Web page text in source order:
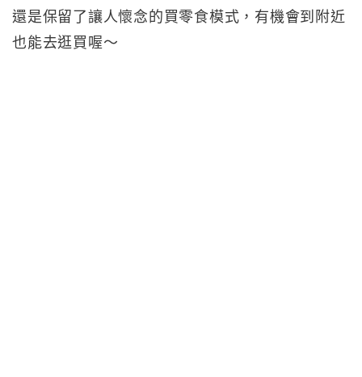
還是保留了讓人懷念的買零食模式，有機會到附近
也能去逛買喔～